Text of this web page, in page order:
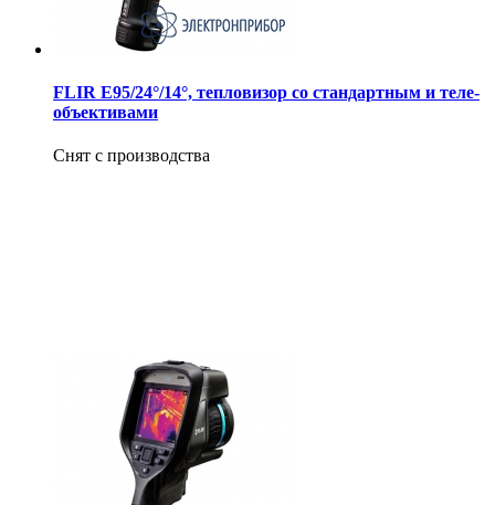
FLIR E95/24°/14°, тепловизор со стандартным и теле-
объективами
Снят с производства